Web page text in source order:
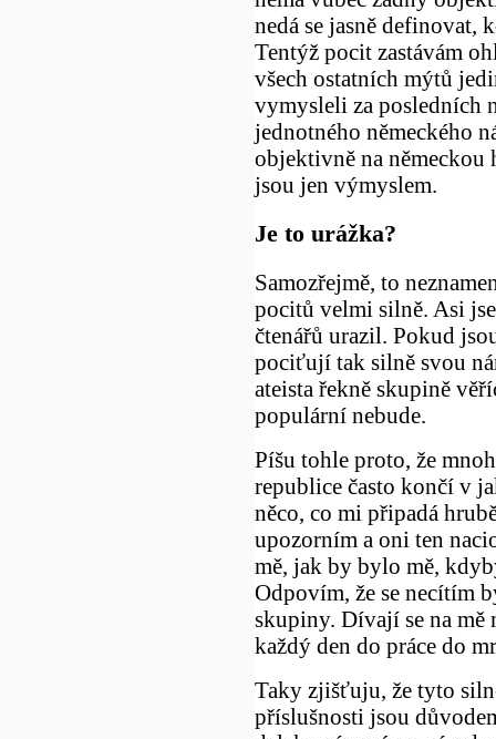
nedá se jasně definovat,
Tentýž pocit zastávám
všech ostatních mýtů
vymysleli za posledních
jednotného německého
objektivně na
jsou jen výmyslem.
Je to urážka?
Samozřejmě, to
pocitů velmi silně. Asi
čtenářů urazil. Pokud
pociťují tak silně svou
ateista řekně skupině
populární nebude.
Píšu tohle proto, že
republice často končí v
něco, co mi připadá
upozorním a oni ten
mě, jak by bylo mě,
Odpovím, že se necítím
skupiny. Dívají se na mě
každý den do práce do
Taky zjišťuju, že tyto
příslušnosti jsou